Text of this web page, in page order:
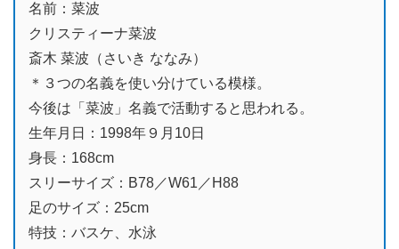
名前：菜波
クリスティーナ菜波
斎木 菜波（さいき ななみ）
＊３つの名義を使い分けている模様。
今後は「菜波」名義で活動すると思われる。
生年月日：1998年９月10日
身長：168cm
スリーサイズ：B78／W61／H88
足のサイズ：25cm
特技：バスケ、水泳